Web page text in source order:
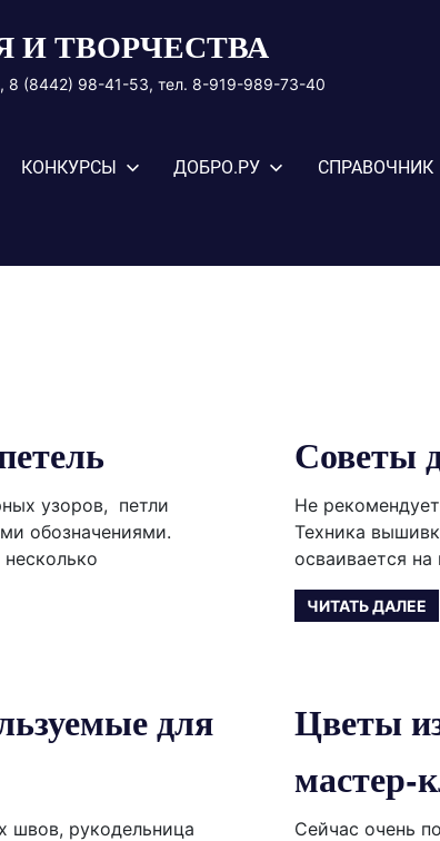
И ТВОРЧЕСТВА
8 (8442) 98-41-53, тел. 8-919-989-73-40
КОНКУРСЫ ДОБРО.РУ СПРАВОЧНИК
узоров, петли
обозначениями.
Советы
Не
Техника
осваивается
ЧИТАТЬ ДАЛЕЕ
для
швов, рукодельница
Цветы
мастер-
Сейчас очень